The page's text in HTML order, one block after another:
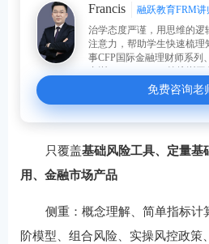
Francis
融跃教育FRM讲
治学态度严谨，用思维的逻
注意力，帮助学生快速梳理
事CFP国际金融理财师系列
免费咨询老
只覆盖基础风险工具、定量基
用、金融市场产品
侧重：概念理解、简单指标计
阶模型、组合风险、实操风控政策